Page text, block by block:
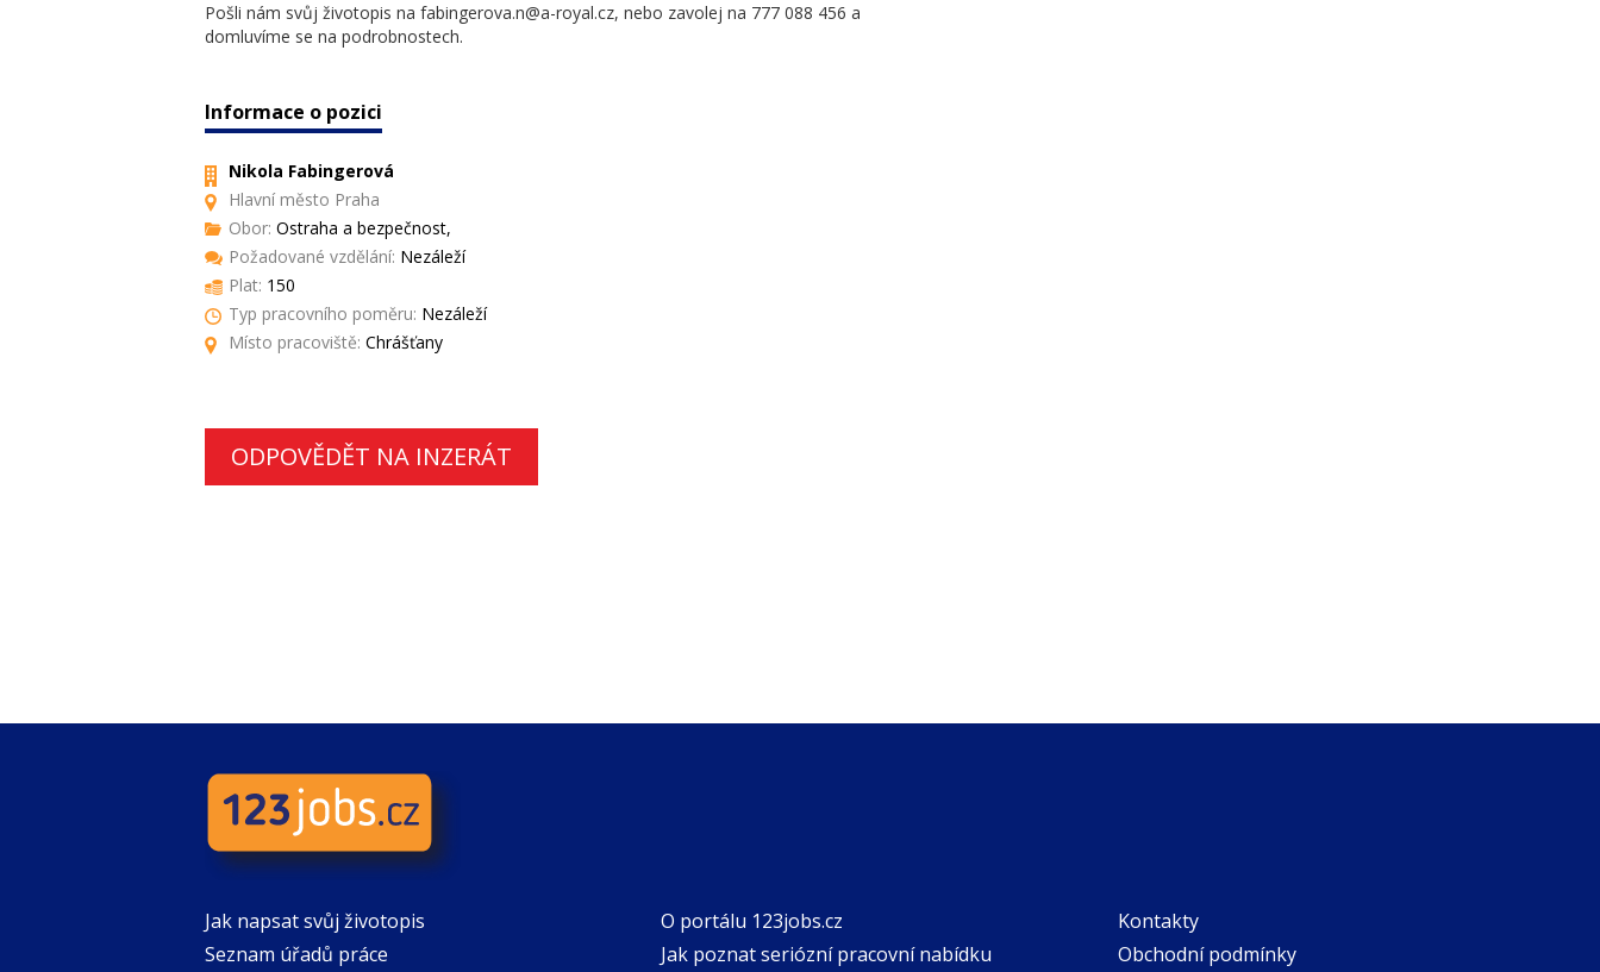
Pošli nám svůj životopis na fabingerova.n@a-royal.cz, nebo zavolej na 777 088 456 a
domluvíme se na podrobnostech.
Informace o pozici
Nikola Fabingerová
Hlavní město Praha
Obor: Ostraha a bezpečnost,
Požadované vzdělání: Nezáleží
Plat: 150
Typ pracovního poměru: Nezáleží
Místo pracoviště: Chrášťany
ODPOVĚDĚT NA INZERÁT
Jak napsat svůj životopis
Seznam úřadů práce
O portálu 123jobs.cz
Jak poznat seriózní pracovní nabídku
Kontakty
Obchodní podmínky